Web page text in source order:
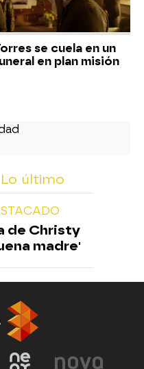
se cuela en un
en plan misión
Lo último
de Christy
madre'